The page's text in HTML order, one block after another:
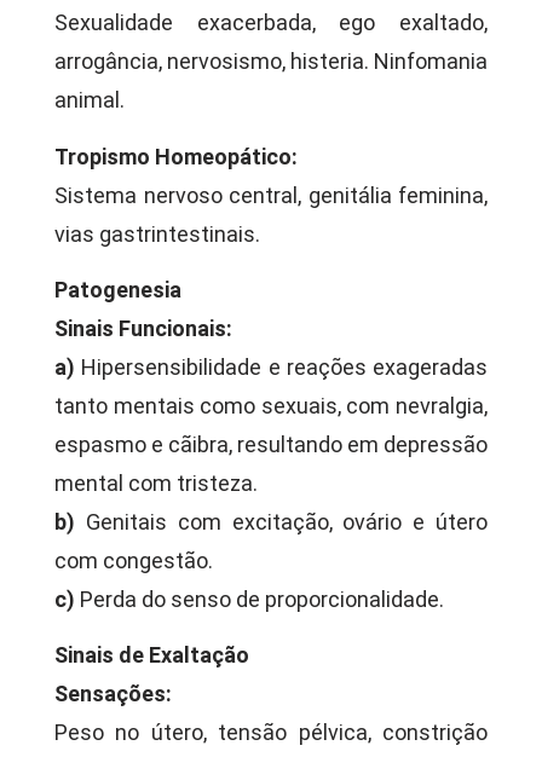
Sexualidade exacerbada, ego exaltado,
arrogância, nervosismo, histeria. Ninfomania
animal.
Tropismo Homeopático:
Sistema nervoso central, genitália feminina,
vias gastrintestinais.
Patogenesia
Sinais Funcionais:
a) Hipersensibilidade e reações exageradas
tanto mentais como sexuais, com nevralgia,
espasmo e cãibra, resultando em depressão
mental com tristeza.
b) Genitais com excitação, ovário e útero
com congestão.
c) Perda do senso de proporcionalidade.
Sinais de Exaltação
Sensações:
Peso no útero, tensão pélvica, constrição